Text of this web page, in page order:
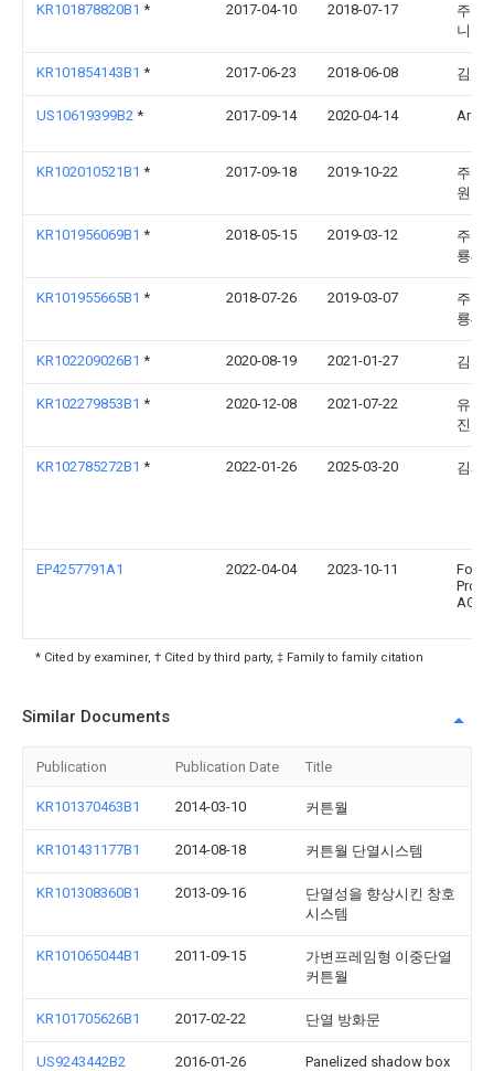
KR101878820B1 * 2017-04-10 2018-07-17
주식
니크
KR101854143B1 * 2017-06-23 2018-06-08 김용
US10619399B2 * 2017-09-14 2020-04-14
KR102010521B1 * 2017-09-18 2019-10-22
주식
원건
KR101956069B1 * 2018-05-15 2019-03-12
주식
룡씨
KR101955665B1 * 2018-07-26 2019-03-07
주식
룡씨
KR102209026B1 * 2020-08-19 2021-01-27 김연
KR102279853B1 * 2020-12-08 2021-07-22
유한
진알
KR102785272B1 * 2022-01-26 2025-03-20 김재
EP4257791A1 2022-04-04 2023-10-11
AG
* Cited by examiner, † Cited by third party, ‡ Family to family citation
Similar Documents
Publication Publication Date Title
KR101370463B1 2014-03-10 커튼월
KR101431177B1 2014-08-18 커튼월 단열시스템
KR101308360B1 2013-09-16
단열성을 향상시킨 창호
시스템
KR101065044B1 2011-09-15
가변프레임형 이중단열
커튼월
KR101705626B1 2017-02-22 단열 방화문
US9243442B2 2016-01-26 Panelized shadow box